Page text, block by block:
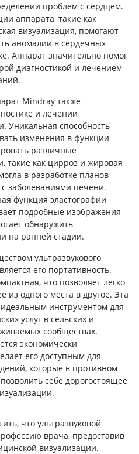
проблем с сердцем.
аппарата, такие как
визуализация, помогают
аномалии в сердечных
Аппарат значительно помог
диагностикой и лечением
Mindray также
и лечении
Уникальная способность
изменения в функции
различные
такие как цирроз и жировая
в разработке планов
заболеваниями печени.
функция эластографии
подробные изображения
обнаружить
на ранней стадии.
ультразвукового
его портативность.
что позволяет легко
из одного места в другое. Эта
инструментом для
услуг в сельских и
сообществах.
экономически
его доступным для
которые в противном
себе дорогостоящее
что ультразвуковой
врача, предоставив
визуализации.